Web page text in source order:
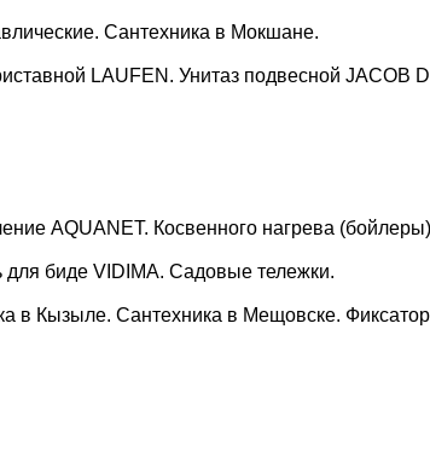
Сантехника в Мокшане.
LAUFEN. Унитаз подвесной JACOB
AQUANET. Косвенного нагрева
биде VIDIMA. Садовые тележки.
в Кызыле. Сантехника в Мещовске.